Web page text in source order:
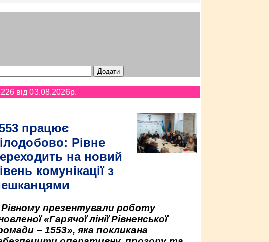
від 03.08.2026p.
працює
Рівне
на новий
комунікації з
презентували роботу
«Гарячої лінії Рівненської
– 1553», яка покликана